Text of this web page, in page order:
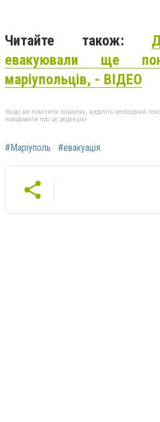
Читайте також:
евакуювали ще
маріупольців, - ВІДЕО
Якщо ви помітили помилку, виділіть необхідний
повідомити про це редакцію
#Маріуполь #евакуація